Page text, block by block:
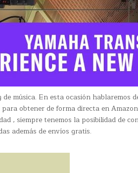
música. En esta ocasión hablaremos
obtener de forma directa en
, siempre tenemos la posibilidad de
además de envíos gratis.